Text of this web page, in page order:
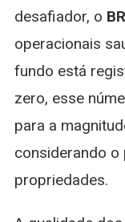
desafiador, o
operacionais
fundo está
zero, esse
para a
considerando o
propriedades.